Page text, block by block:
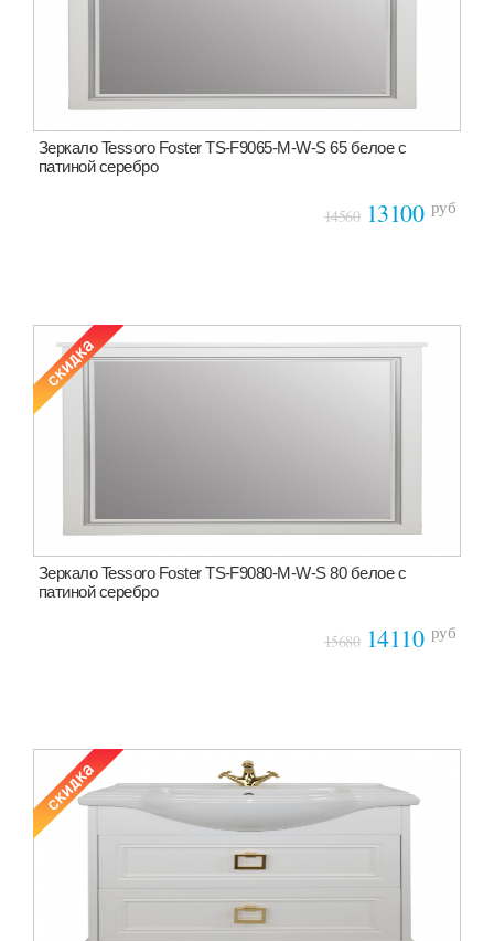
Зеркало Tessoro Foster TS-F9065-M-W-S 65 белое с
патиной серебро
1456013100 руб
Зеркало Tessoro Foster TS-F9080-M-W-S 80 белое с
патиной серебро
1568014110 руб